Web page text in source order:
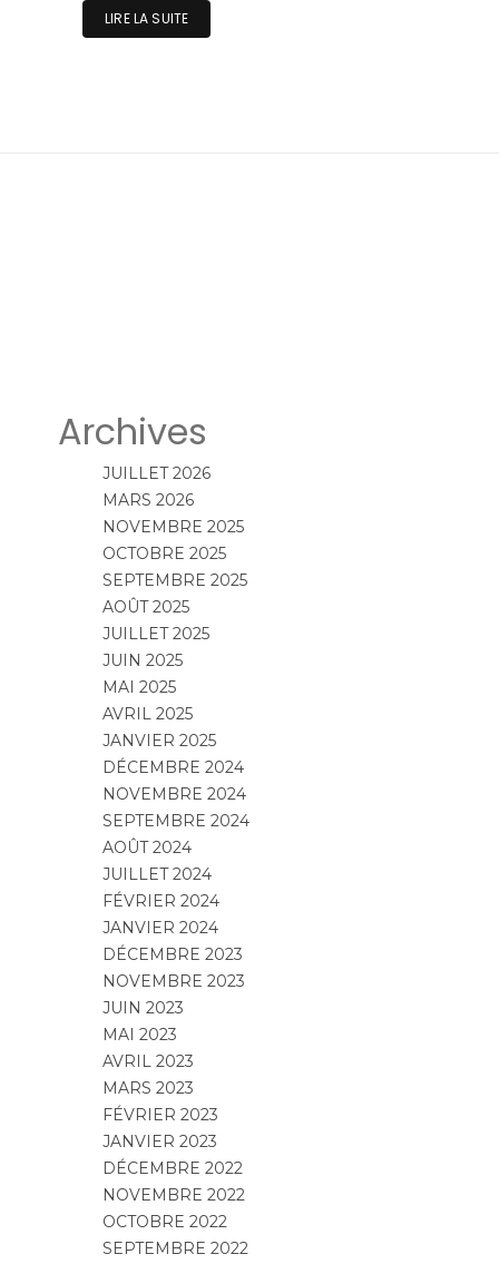
LIRE LA SUITE
Archives
JUILLET 2026
MARS 2026
NOVEMBRE 2025
OCTOBRE 2025
SEPTEMBRE 2025
AOÛT 2025
JUILLET 2025
JUIN 2025
MAI 2025
AVRIL 2025
JANVIER 2025
DÉCEMBRE 2024
NOVEMBRE 2024
SEPTEMBRE 2024
AOÛT 2024
JUILLET 2024
FÉVRIER 2024
JANVIER 2024
DÉCEMBRE 2023
NOVEMBRE 2023
JUIN 2023
MAI 2023
AVRIL 2023
MARS 2023
FÉVRIER 2023
JANVIER 2023
DÉCEMBRE 2022
NOVEMBRE 2022
OCTOBRE 2022
SEPTEMBRE 2022